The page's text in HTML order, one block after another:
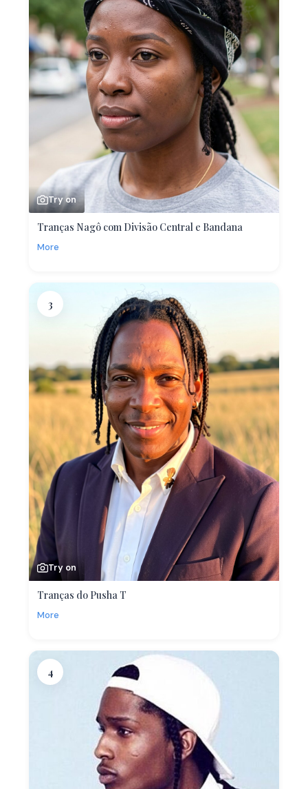
Try on
Tranças Nagô com Divisão Central e Bandana
More
3
Try on
Tranças do Pusha T
More
4